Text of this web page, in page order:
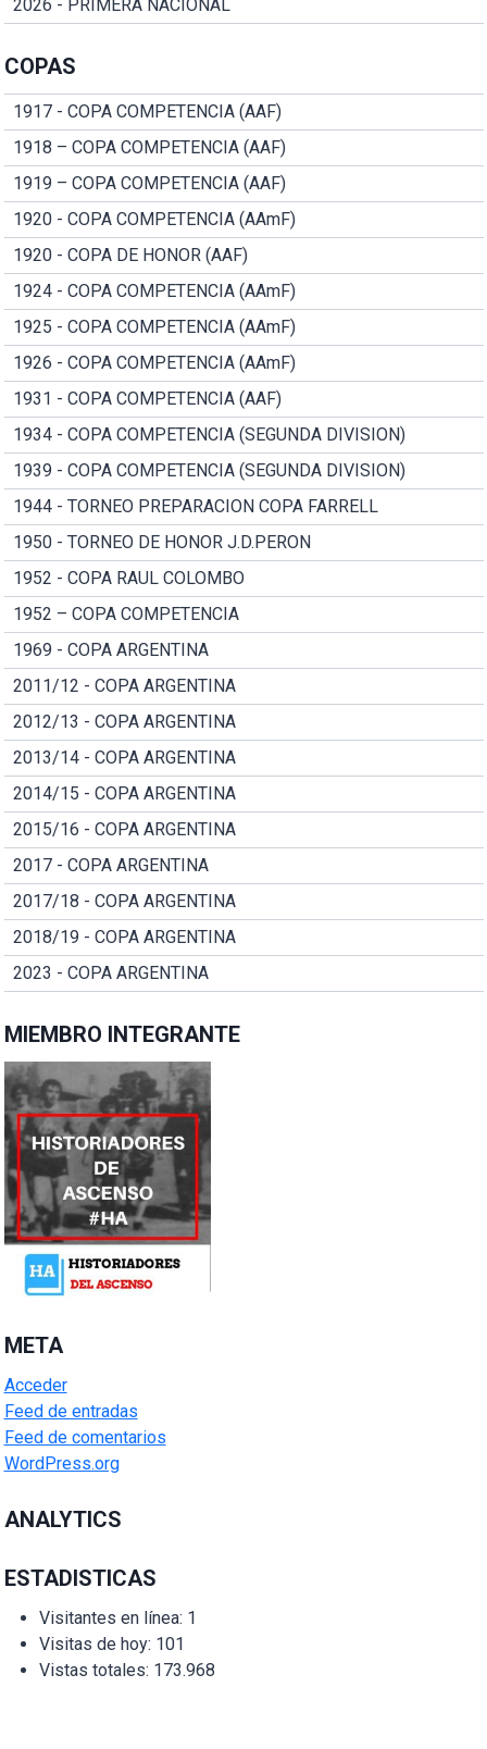
2026 - PRIMERA NACIONAL
COPAS
1917 - COPA COMPETENCIA (AAF)
1918 – COPA COMPETENCIA (AAF)
1919 – COPA COMPETENCIA (AAF)
1920 - COPA COMPETENCIA (AAmF)
1920 - COPA DE HONOR (AAF)
1924 - COPA COMPETENCIA (AAmF)
1925 - COPA COMPETENCIA (AAmF)
1926 - COPA COMPETENCIA (AAmF)
1931 - COPA COMPETENCIA (AAF)
1934 - COPA COMPETENCIA (SEGUNDA DIVISION)
1939 - COPA COMPETENCIA (SEGUNDA DIVISION)
1944 - TORNEO PREPARACION COPA FARRELL
1950 - TORNEO DE HONOR J.D.PERON
1952 - COPA RAUL COLOMBO
1952 – COPA COMPETENCIA
1969 - COPA ARGENTINA
2011/12 - COPA ARGENTINA
2012/13 - COPA ARGENTINA
2013/14 - COPA ARGENTINA
2014/15 - COPA ARGENTINA
2015/16 - COPA ARGENTINA
2017 - COPA ARGENTINA
2017/18 - COPA ARGENTINA
2018/19 - COPA ARGENTINA
2023 - COPA ARGENTINA
MIEMBRO INTEGRANTE
META
Acceder
Feed de entradas
Feed de comentarios
WordPress.org
ANALYTICS
ESTADISTICAS
Visitantes en línea: 1
Visitas de hoy: 101
Vistas totales: 173.968